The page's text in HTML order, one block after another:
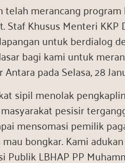
telah merancang
Staf Khusus Menteri
untuk berdialog
bagi kami untuk
pada Selasa, 28
sipil menolak
pesisir
mensomasi pemilik
bongkar. Kami
Publik LBHAP PP